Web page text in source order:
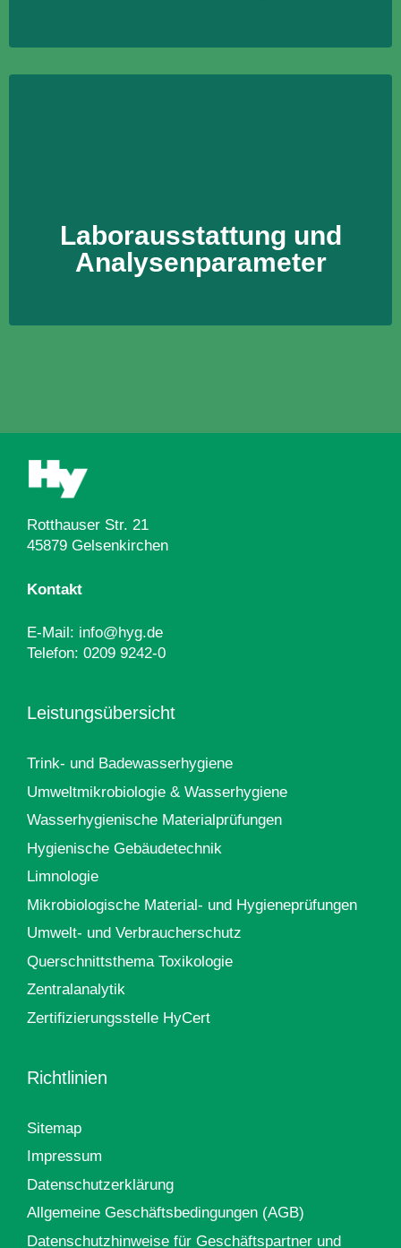
Laborausstattung und
Analysenparameter
Mehr erfahren
Rotthauser Str. 21
45879 Gelsenkirchen
Kontakt
E-Mail: info@hyg.de
Telefon: 0209 9242-0
Leistungsübersicht
Trink- und Badewasserhygiene
Umweltmikrobiologie & Wasserhygiene
Wasserhygienische Materialprüfungen
Hygienische Gebäudetechnik
Limnologie
Mikrobiologische Material- und Hygieneprüfungen
Umwelt- und Verbraucherschutz
Querschnittsthema Toxikologie
Zentralanalytik
Zertifizierungsstelle HyCert
Richtlinien
Sitemap
Impressum
Datenschutzerklärung
Allgemeine Geschäftsbedingungen (AGB)
Datenschutzhinweise für Geschäftspartner und